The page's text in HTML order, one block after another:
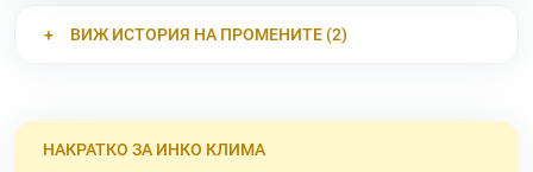
ВИЖ ИСТОРИЯ НА ПРОМЕНИТЕ (2)
НАКРАТКО ЗА ИНКО КЛИМА